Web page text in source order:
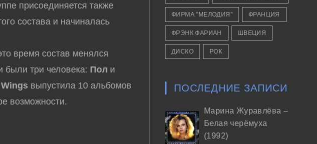
присоединяется также
состава и начиналась
время состав менялся
были три человека: Пол и
Wings выпустила 10 альбомов
возможности.
ФИРМА "МЕЛОДИЯ" ФРАНЦИЯ
ФРЭНК ФАРИАН ШВЕЦИЯ
ДИСКО РОК
ПОСЛЕДНИЕ ЗАПИСИ
Марина Журавлёва –
Белая черёмуха
(1992)